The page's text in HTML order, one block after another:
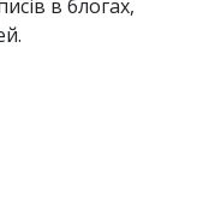
в блогах,